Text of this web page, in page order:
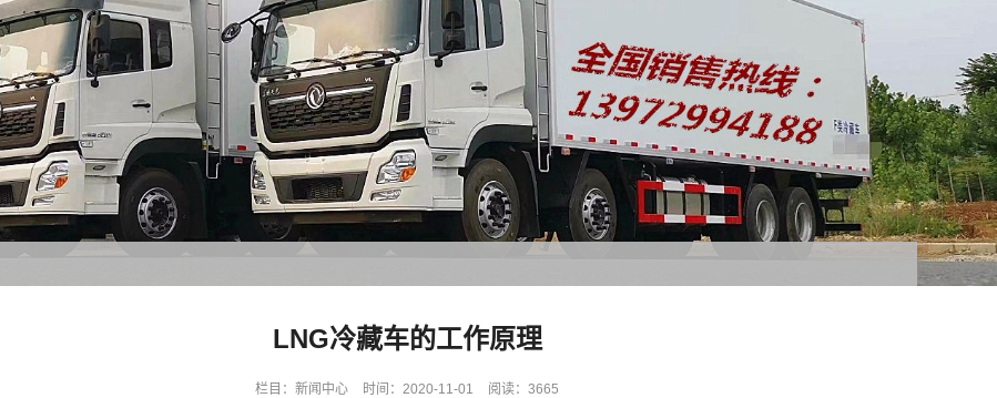
LNG冷藏车的工作原理
栏目： 新闻中心 时间：2020-11-01 阅读：3665